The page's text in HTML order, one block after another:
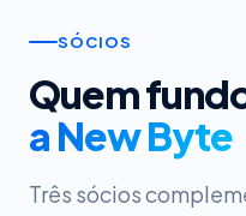
SÓCIOS
Quem
a New Byte
Três sócios